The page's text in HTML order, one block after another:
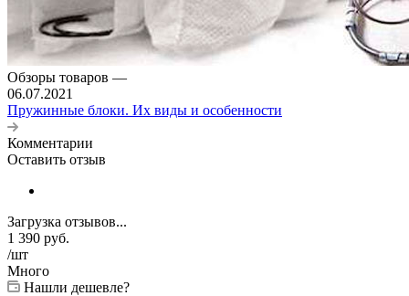
Обзоры товаров —
06.07.2021
Пружинные блоки. Их виды и особенности
Комментарии
Оставить отзыв
Загрузка отзывов...
1 390 руб.
/шт
Много
Нашли дешевле?